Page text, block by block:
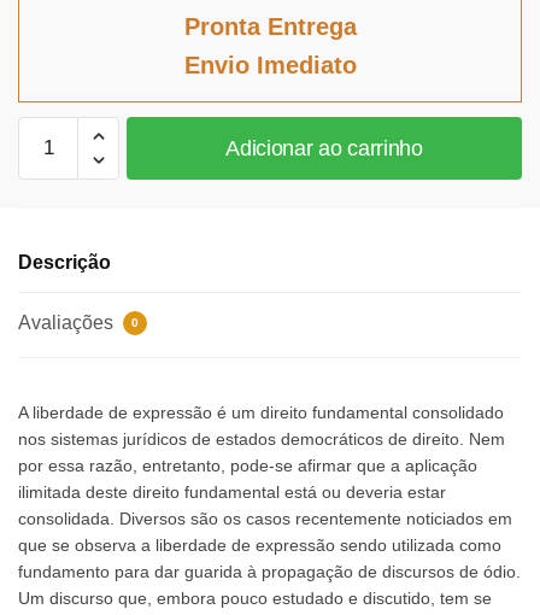
atual
Pronta Entrega
Envio Imediato
Partidismo,
discursos
liberdade
expressão
Adicionar ao carrinho
Descrição
Avaliações 0
A liberdade de expressão é um direito fundamental consolidado
nos sistemas jurídicos de estados democráticos de direito. Nem
por essa razão, entretanto, pode-se afirmar que a aplicação
ilimitada deste direito fundamental está ou deveria estar
consolidada. Diversos são os casos recentemente noticiados em
que se observa a liberdade de expressão sendo utilizada como
fundamento para dar guarida à propagação de discursos de ódio.
Um discurso que, embora pouco estudado e discutido, tem se